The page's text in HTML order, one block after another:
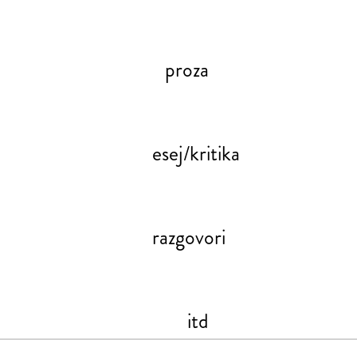
proza
esej/kritika
razgovori
itd